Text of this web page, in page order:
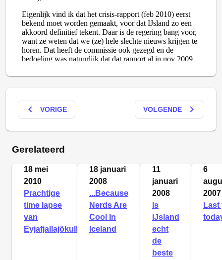
keyboard_arrow_left VORIGE VOLGENDE keyboard_arrow_right
Gerelateerd
18 mei
2010
Prachtige
time lapse
van
Eyjafjallajökull
18 januari
2008
...Because
Nerds Are
Cool In
Iceland
11
januari
2008
Is
IJsland
echt
de
beste
6
2007
Last